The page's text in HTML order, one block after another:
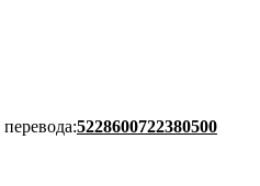
перевода:5228600722380500